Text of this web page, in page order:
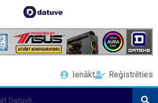
Ienākt Reģistrēties